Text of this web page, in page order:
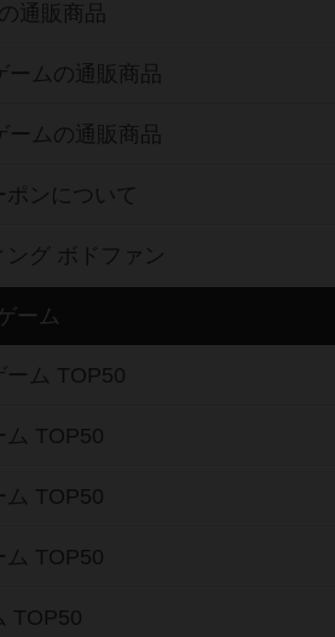
通販商品
ームの通販商品
ームの通販商品
ンについて
ング ボドファン
ーム
ーム TOP50
ム TOP50
ム TOP50
ム TOP50
TOP50